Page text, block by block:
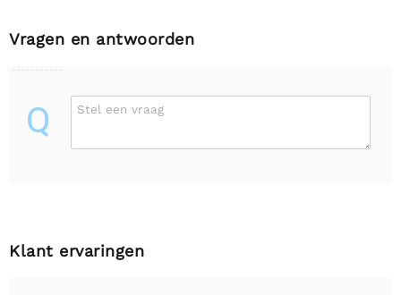
Vragen en antwoorden
Q Stel een vraag
Klant ervaringen